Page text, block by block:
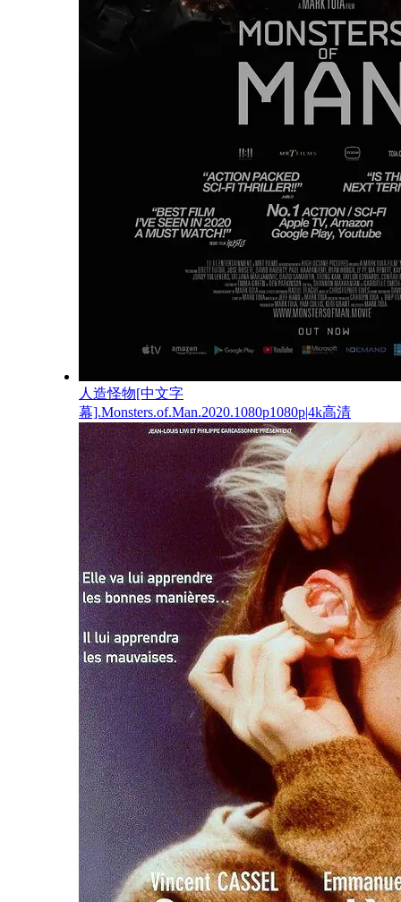
人造怪物[中文字
幕].Monsters.of.Man.2020.1080p1080p|4k高清